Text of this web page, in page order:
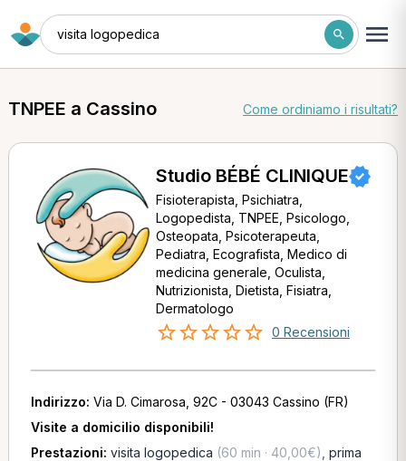
visita logopedica
TNPEE a Cassino Come ordiniamo i risultati?
Studio BÉBÉ CLINIQUE
Fisioterapista, Psichiatra,
Logopedista, TNPEE, Psicologo,
Osteopata, Psicoterapeuta,
Pediatra, Ecografista, Medico di
medicina generale, Oculista,
Nutrizionista, Dietista, Fisiatra,
Dermatologo
0 Recensioni
Indirizzo: Via D. Cimarosa, 92C - 03043 Cassino (FR)
Visite a domicilio disponibili!
Prestazioni: visita logopedica (60 min · 40,00€) prima